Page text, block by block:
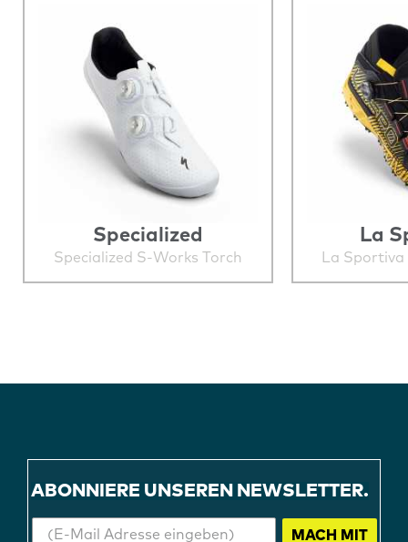
Specialized
Specialized S-Works Torch
La
La
ABONNIERE UNSEREN NEWSLETTER.
MACH MIT